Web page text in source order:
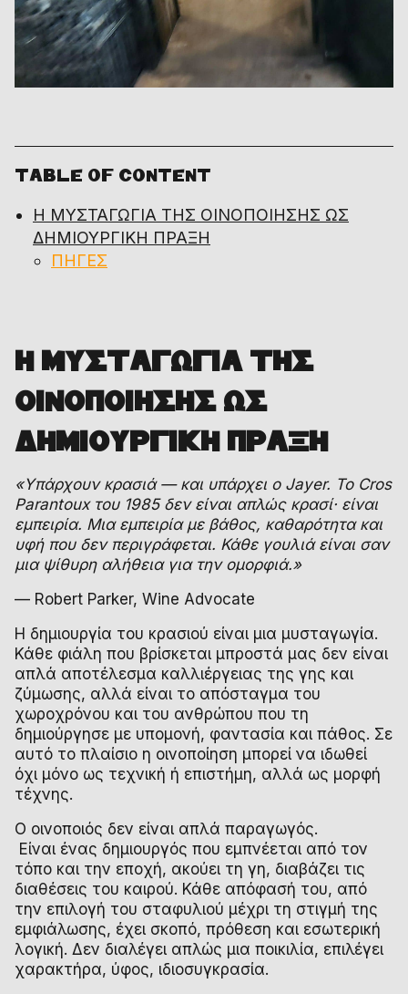
TABLE OF CONTENT
Η ΜΥΣΤΑΓΩΓΙΑ ΤΗΣ ΟΙΝΟΠΟΙΗΣΗΣ ΩΣ
ΔΗΜΙΟΥΡΓΙΚΗ ΠΡΑΞΗ
ΠΗΓΕΣ
Η ΜΥΣΤΑΓΩΓΙΑ ΤΗΣ
ΟΙΝΟΠΟΙΗΣΗΣ ΩΣ
ΔΗΜΙΟΥΡΓΙΚΗ ΠΡΑΞΗ
«Υπάρχουν κρασιά — και υπάρχει ο Jayer. Το Cros
Parantoux του 1985 δεν είναι απλώς κρασί· είναι
εμπειρία. Μια εμπειρία με βάθος, καθαρότητα και
υφή που δεν περιγράφεται. Κάθε γουλιά είναι σαν
μια ψίθυρη αλήθεια για την ομορφιά.»
— Robert Parker, Wine Advocate
Η δημιουργία του κρασιού είναι μια μυσταγωγία.
Κάθε φιάλη που βρίσκεται μπροστά μας δεν είναι
απλά αποτέλεσμα καλλιέργειας της γης και
ζύμωσης, αλλά είναι το απόσταγμα του
χωροχρόνου και του ανθρώπου που τη
δημιούργησε με υπομονή, φαντασία και πάθος. Σε
αυτό το πλαίσιο η οινοποίηση μπορεί να ιδωθεί
όχι μόνο ως τεχνική ή επιστήμη, αλλά ως μορφή
τέχνης.
Ο οινοποιός δεν είναι απλά παραγωγός.
Είναι ένας δημιουργός που εμπνέεται από τον
τόπο και την εποχή, ακούει τη γη, διαβάζει τις
διαθέσεις του καιρού. Κάθε απόφασή του, από
την επιλογή του σταφυλιού μέχρι τη στιγμή της
εμφιάλωσης, έχει σκοπό, πρόθεση και εσωτερική
λογική. Δεν διαλέγει απλώς μια ποικιλία, επιλέγει
χαρακτήρα, ύφος, ιδιοσυγκρασία.